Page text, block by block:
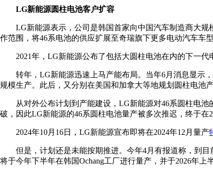
LG新能源圆柱电池客户扩容
LG新能源表示，公司是韩国首家向中国汽车制造商大
作范围，将46系电池的供应扩展至奇瑞旗下更多电动汽车车型
2021年，LG新能源公布了包括大圆柱电池在内的下一代
转年，LG新能源迅速上马产能布局。当年6月消息显示
规模生产。此后，又分别在美国和加拿大等地规划圆柱电池产
从对外公布计划到产能建设，LG新能源对46系圆柱电
破，因此LG新能源的46系圆柱电池量产被多次推迟，终于在
2024年10月16日，LG新能源宣布即将在2024年12月量产
但是，计划还是未能按期推进。今年4月有报道称，到
将于今年下半年在韩国Ochang工厂进行量产，并于2026年上